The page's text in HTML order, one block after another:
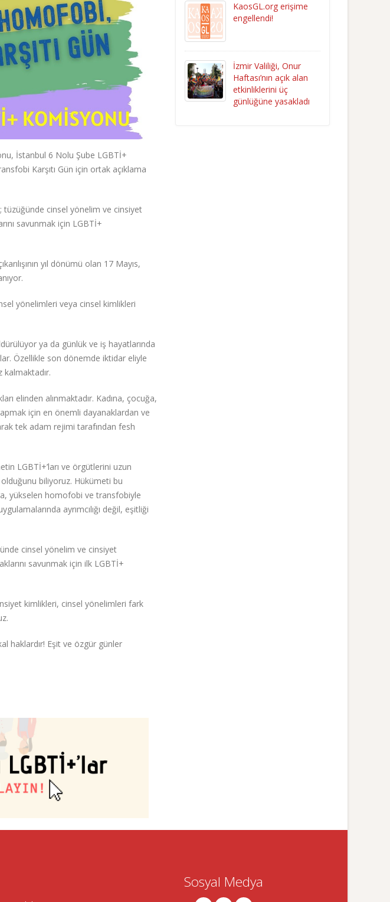
İstanbul 6 Nolu Şube LGBTİ+
Karşıtı Gün için ortak açıklama
tüzüğünde cinsel yönelim ve cinsiyet
savunmak için LGBTİ+
yıl dönümü olan 17 Mayıs,
yönelimleri veya cinsel kimlikleri
ya da günlük ve iş hayatlarında
Özellikle son dönemde iktidar eliyle
elinden alınmaktadır. Kadına, çocuğa,
için en önemli dayanaklardan ve
tek adam rejimi tarafından fesh
LGBTİ+’ları ve örgütlerini uzun
olduğunu biliyoruz. Hükümeti bu
yükselen homofobi ve transfobiyle
ayrımcılığı değil, eşitliği
cinsel yönelim ve cinsiyet
savunmak için ilk LGBTİ+
kimlikleri, cinsel yönelimleri fark
haklardır! Eşit ve özgür günler
KaosGL.org erişime
engellendi!
İzmir Valiliği, Onur
Haftası’nın açık alan
etkinliklerini üç
günlüğüne yasakladı
Sosyal Medya